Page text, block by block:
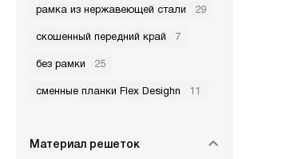
рамка из нержавеющей стали 29
скошенный передний край 7
без рамки 25
сменные планки Flex Desighn 11
Материал решеток